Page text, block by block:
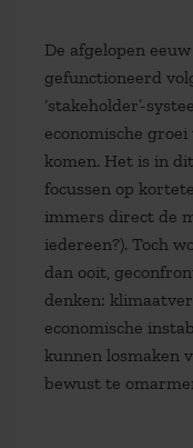
De afgelopen
gefunctioneerd
‘stakeholder’-
economische
komen. Het is in
focussen op
immers direct de
iedereen?). Toch
dan ooit,
denken:
economische
kunnen losmaken
bewust te